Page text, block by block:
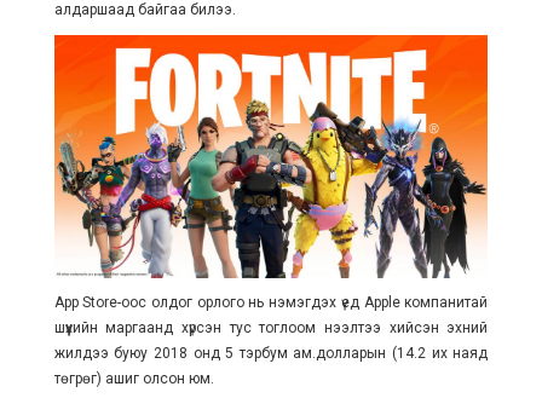
алдаршаад байгаа билээ.
App Store-оос олдог орлого нь нэмэгдэх үед Apple компанитай
шүүхийн маргаанд хүрсэн тус тоглоом нээлтээ хийсэн эхний
жилдээ буюу 2018 онд 5 тэрбум ам.долларын (14.2 их наяд
төгрөг) ашиг олсон юм.